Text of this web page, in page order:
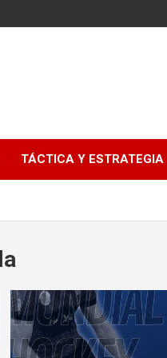
TÁCTICA Y ESTRATEGIA